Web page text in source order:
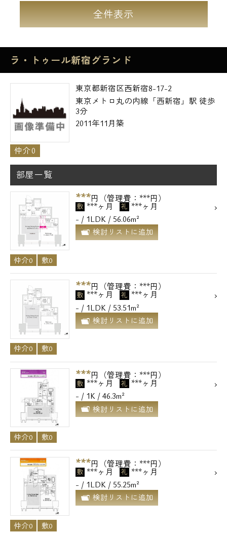
全件表示
ラ・トゥール新宿グランド
東京都新宿区西新宿8-17-2
東京メトロ丸の内線「西新宿」駅 徒歩
3分
2011年11月築
仲介0
部屋一覧
***円（管理費：***円）
敷 ***ヶ月 礼 ***ヶ月
- / 1LDK / 56.06m²
検討リストに追加
仲介0 敷0
***円（管理費：***円）
敷 ***ヶ月 礼 ***ヶ月
- / 1LDK / 53.51m²
検討リストに追加
仲介0 敷0
***円（管理費：***円）
敷 ***ヶ月 礼 ***ヶ月
- / 1K / 46.3m²
検討リストに追加
仲介0 敷0
***円（管理費：***円）
敷 ***ヶ月 礼 ***ヶ月
- / 1LDK / 55.25m²
検討リストに追加
仲介0 敷0